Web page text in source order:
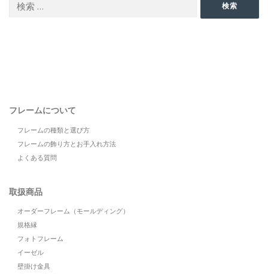
索:
検索
フレームについて
フレームの種類と選び方
フレームの飾り方とお手入れ方法
よくある質問
取扱商品
オーダーフレーム（モールディング）
規格縁
フォトフレーム
イーゼル
壁掛け金具